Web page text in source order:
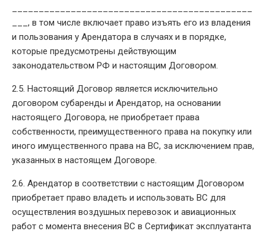
___, в том числе включает право изъять его из владения
и пользования у Арендатора в случаях и в порядке,
которые предусмотрены действующим
законодательством РФ и настоящим Договором.
2.5. Настоящий Договор является исключительно
договором субаренды и Арендатор, на основании
настоящего Договора, не приобретает права
собственности, преимущественного права на покупку или
иного имущественного права на ВС, за исключением прав,
указанных в настоящем Договоре.
2.6. Арендатор в соответствии с настоящим Договором
приобретает право владеть и использовать ВС для
осуществления воздушных перевозок и авиационных
работ с момента внесения ВС в Сертификат эксплуатанта